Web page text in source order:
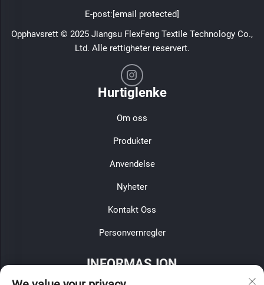
E-post:[email protected]
Opphavsrett © 2025 Jiangsu FlexFeng Textile Technology Co.,
Ltd. Alle rettigheter reservert.
Hurtiglenke
Om oss
Produkter
Anvendelse
Nyheter
Kontakt Oss
Personvernregler
INFORMASJON